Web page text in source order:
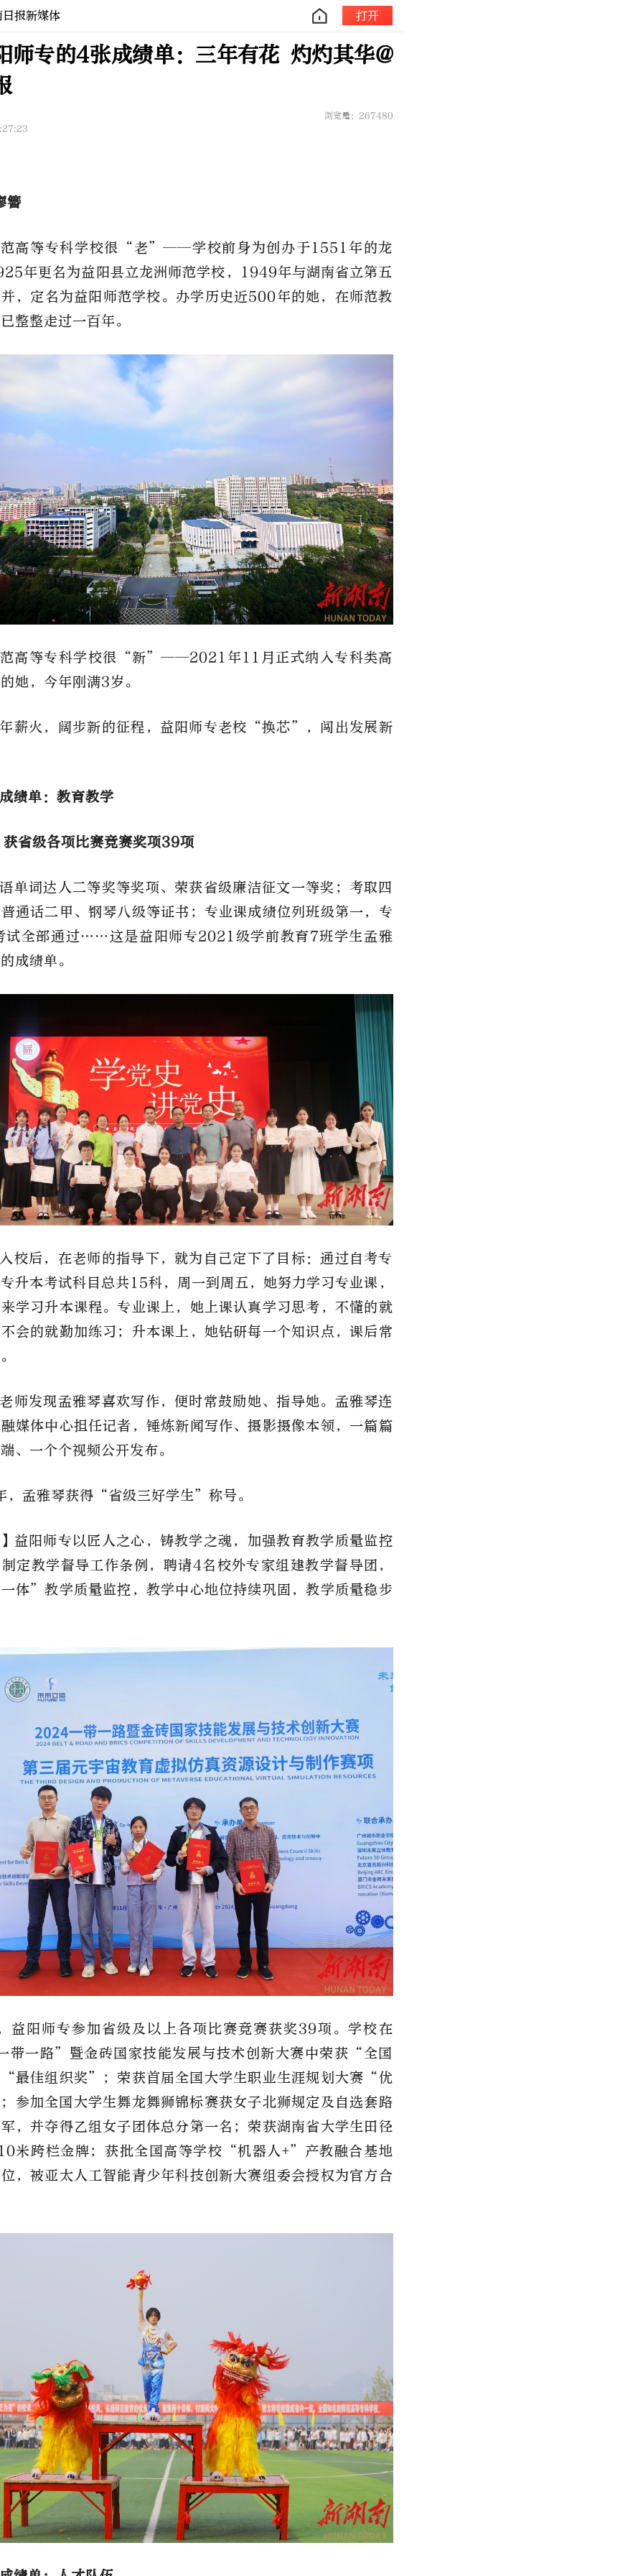
日报新媒体 打开
师专的4张成绩单：三年有花 灼灼其华@
浏览量：267480
簪
高等专科学校很“老”——学校前身为创办于1551年的龙
年更名为益阳县立龙洲师范学校，1949年与湖南省立第五
，定名为益阳师范学校。办学历史近500年的她，在师范教
整整走过一百年。
高等专科学校很“新”——2021年11月正式纳入专科类高
她，今年刚满3岁。
薪火，阔步新的征程，益阳师专老校“换芯”，闯出发展新
绩单：教育教学
省级各项比赛竞赛奖项39项
单词达人二等奖等奖项、荣获省级廉洁征文一等奖；考取四
通话二甲、钢琴八级等证书；专业课成绩位列班级第一，专
试全部通过……这是益阳师专2021级学前教育7班学生孟雅
成绩单。
校后，在老师的指导下，就为自己定下了目标：通过自考专
升本考试科目总共15科，周一到周五，她努力学习专业课，
学习升本课程。专业课上，她上课认真学习思考，不懂的就
会的就勤加练习；升本课上，她钻研每一个知识点，课后常
师发现孟雅琴喜欢写作，便时常鼓励她、指导她。孟雅琴连
媒体中心担任记者，锤炼新闻写作、摄影摄像本领，一篇篇
、一个个视频公开发布。
，孟雅琴获得“省级三好学生”称号。
益阳师专以匠人之心，铸教学之魂，加强教育教学质量监控
定教学督导工作条例，聘请4名校外专家组建教学督导团，
体”教学质量监控，教学中心地位持续巩固，教学质量稳步
益阳师专参加省级及以上各项比赛竞赛获奖39项。学校在
一路”暨金砖国家技能发展与技术创新大赛中荣获“全国
最佳组织奖”；荣获首届全国大学生职业生涯规划大赛“优
参加全国大学生舞龙舞狮锦标赛获女子北狮规定及自选套路
，并夺得乙组女子团体总分第一名；荣获湖南省大学生田径
米跨栏金牌；获批全国高等学校“机器人+”产教融合基地
，被亚太人工智能青少年科技创新大赛组委会授权为官方合